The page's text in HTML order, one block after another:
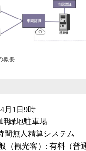
概要
月1日9時
緑地駐車場
間無人精算システム
（観光客）: 有料（普